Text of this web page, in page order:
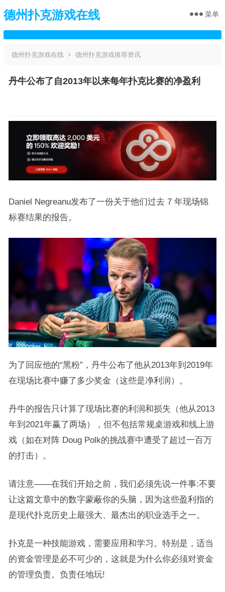
德州扑克游戏在线 菜单
德州扑克游戏在线 德州扑克游戏推荐资讯
丹牛公布了自2013年以来每年扑克比赛的净盈利
Daniel Negreanu发布了一份关于他们过去 7 年现场锦
标赛结果的报告。
为了回应他的“黑粉”，丹牛公布了他从2013年到2019年
在现场比赛中赚了多少奖金（这些是净利润）。
丹牛的报告只计算了现场比赛的利润和损失（他从2013
年到2021年赢了两场），但不包括常规桌游戏和线上游
戏（如在对阵 Doug Polk的挑战赛中遭受了超过一百万
的打击）。
请注意——在我们开始之前，我们必须先说一件事:不要
让这篇文章中的数字蒙蔽你的头脑，因为这些盈利指的
是现代扑克历史上最强大、最杰出的职业选手之一。
扑克是一种技能游戏，需要应用和学习。特别是，适当
的资金管理是必不可少的，这就是为什么你必须对资金
的管理负责。负责任地玩!